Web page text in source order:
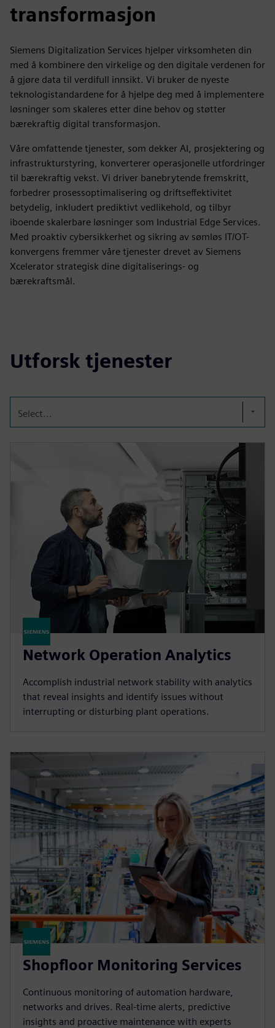
transformasjon
Siemens Digitalization Services hjelper virksomheten din
med å kombinere den virkelige og den digitale verdenen for
å gjøre data til verdifull innsikt. Vi bruker de nyeste
teknologistandardene for å hjelpe deg med å implementere
løsninger som skaleres etter dine behov og støtter
bærekraftig digital transformasjon.
Våre omfattende tjenester, som dekker AI, prosjektering og
infrastrukturstyring, konverterer operasjonelle utfordringer
til bærekraftig vekst. Vi driver banebrytende fremskritt,
forbedrer prosessoptimalisering og driftseffektivitet
betydelig, inkludert prediktivt vedlikehold, og tilbyr
iboende skalerbare løsninger som Industrial Edge Services.
Med proaktiv cybersikkerhet og sikring av sømløs IT/OT-
konvergens fremmer våre tjenester drevet av Siemens
Xcelerator strategisk dine digitaliserings- og
bærekraftsmål.
Utforsk tjenester
Select...
Network Operation Analytics
Accomplish industrial network stability with analytics
that reveal insights and identify issues without
interrupting or disturbing plant operations.
Shopfloor Monitoring Services
Continuous monitoring of automation hardware,
networks and drives. Real-time alerts, predictive
insights and proactive maintenance with experts